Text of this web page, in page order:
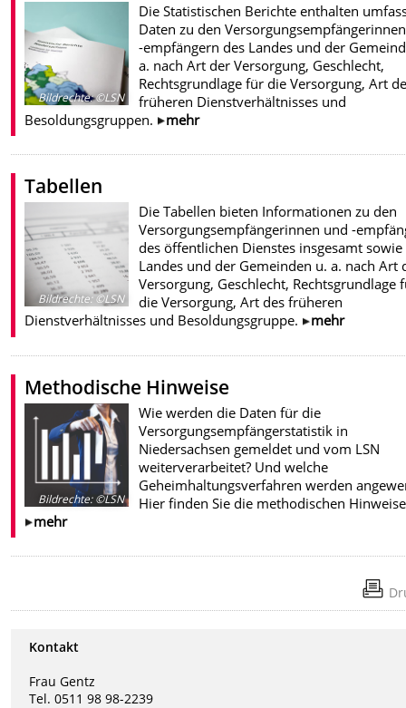
Bildrechte:©LSN
Die Statistischen Berichte enthalten
Daten zu den
-empfängern des Landes und der
a. nach Art der Versorgung, Geschlecht,
Rechtsgrundlage für die Versorgung, Art
früheren Dienstverhältnisses und
Besoldungsgruppen.
mehr
Tabellen
Bildrechte:©LSN
Die Tabellen bieten Informationen zu den
Versorgungsempfängerinnen und -
des öffentlichen Dienstes insgesamt sowie
Landes und der Gemeinden u. a. nach Art
Versorgung, Geschlecht, Rechtsgrundlage
die Versorgung, Art des früheren
Dienstverhältnisses und Besoldungsgruppe.
mehr
Methodische Hinweise
Bildrechte:©LSN
Wie werden die Daten für die
Versorgungsempfängerstatistik in
Niedersachsen gemeldet und vom LSN
weiterverarbeitet? Und welche
Geheimhaltungsverfahren werden
Hier finden Sie die methodischen
mehr
Kontakt
Frau Gentz
Tel. 0511 98 98-2239